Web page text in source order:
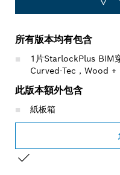
所有版本均有包含
1片StarlockPlus BIM
Curved-Tec，Wood
此版本額外包含
紙板箱